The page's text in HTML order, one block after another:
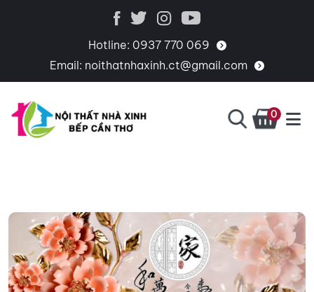
Hotline: 0937 770 069
Email: noithatnhaxinh.ct@gmail.com
THI
CÔNG,
CUNG
CẤP
0